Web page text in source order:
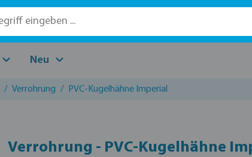
Neu
/ Verrohrung / PVC-Kugelhähne Imperial
Verrohrung - PVC-Kugelhähne